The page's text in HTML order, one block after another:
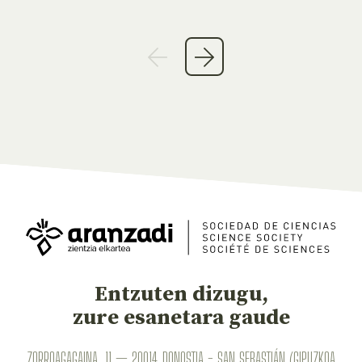
Entzuten dizugu,
zure esanetara gaude